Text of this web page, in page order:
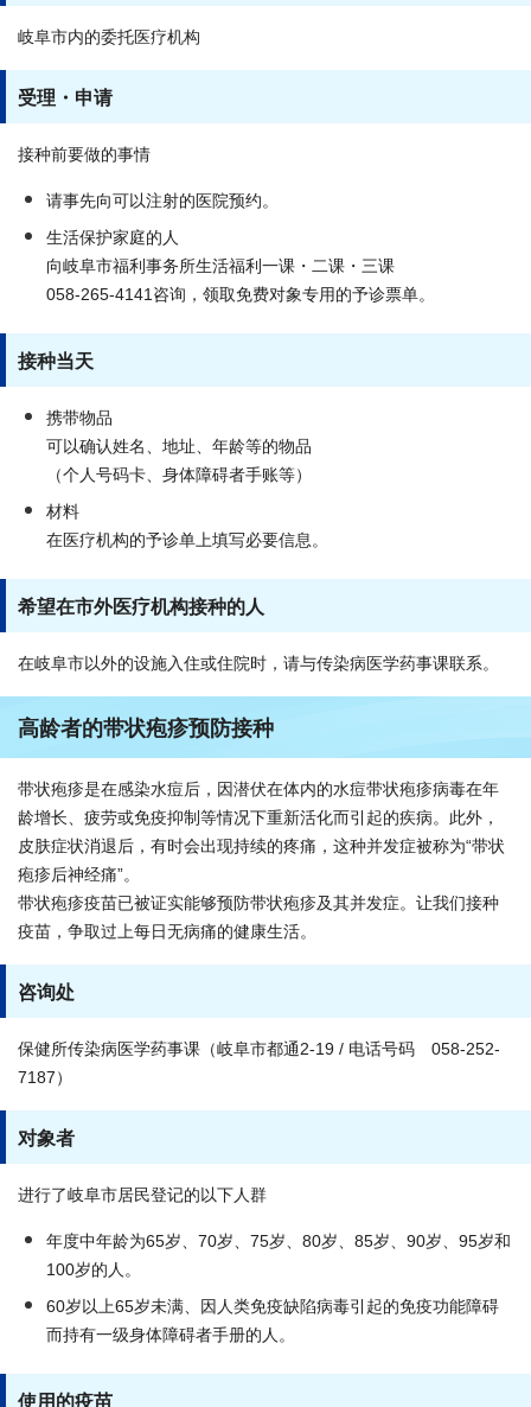
岐阜市内的委托医疗机构
受理・申请
接种前要做的事情
请事先向可以注射的医院预约。
生活保护家庭的人
向岐阜市福利事务所生活福利一课・二课・三课
058-265-4141咨询，领取免费对象专用的予诊票单。
接种当天
携带物品
可以确认姓名、地址、年龄等的物品
（个人号码卡、身体障碍者手账等）
材料
在医疗机构的予诊单上填写必要信息。
希望在市外医疗机构接种的人
在岐阜市以外的设施入住或住院时，请与传染病医学药事课联系。
高龄者的带状疱疹预防接种
带状疱疹是在感染水痘后，因潜伏在体内的水痘带状疱疹病毒在年
龄增长、疲劳或免疫抑制等情况下重新活化而引起的疾病。此外，
皮肤症状消退后，有时会出现持续的疼痛，这种并发症被称为“带状
疱疹后神经痛”。
带状疱疹疫苗已被证实能够预防带状疱疹及其并发症。让我们接种
疫苗，争取过上每日无病痛的健康生活。
咨询处
保健所传染病医学药事课（岐阜市都通2-19 / 电话号码 058-252-
7187）
对象者
进行了岐阜市居民登记的以下人群
年度中年龄为65岁、70岁、75岁、80岁、85岁、90岁、95岁和
100岁的人。
60岁以上65岁未满、因人类免疫缺陷病毒引起的免疫功能障碍
而持有一级身体障碍者手册的人。
使用的疫苗